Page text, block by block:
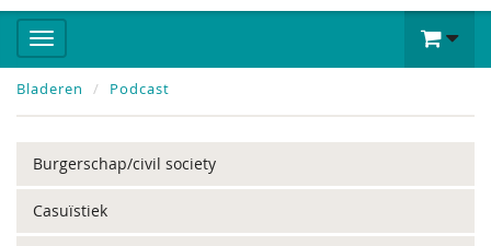
Bladeren Podcast
Burgerschap/civil society
Casuïstiek